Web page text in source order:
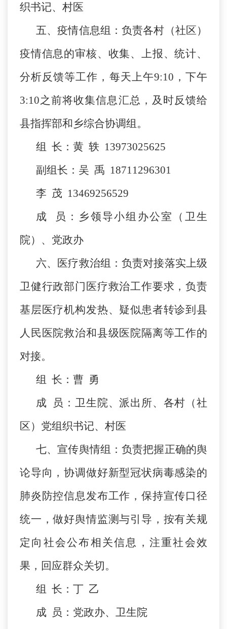
织书记、村医
五、疫情信息组：负责各村（社区）
疫情信息的审核、收集、上报、统计、
分析反馈等工作，每天上午9:10，下午
3:10之前将收集信息汇总，及时反馈给
县指挥部和乡综合协调组。
组 长：黄 轶 13973025625
副组长：吴 禹 18711296301
李 茂 13469256529
成 员：乡领导小组办公室（卫生
院）、党政办
六、医疗救治组：负责对接落实上级
卫健行政部门医疗救治工作要求，负责
基层医疗机构发热、疑似患者转诊到县
人民医院救治和县级医院隔离等工作的
对接。
组 长：曹 勇
成 员：卫生院、派出所、各村（社
区）党组织书记、村医
七、宣传舆情组：负责把握正确的舆
论导向，协调做好新型冠状病毒感染的
肺炎防控信息发布工作，保持宣传口径
统一，做好舆情监测与引导，按有关规
定向社会公布相关信息，注重社会效
果，回应群众关切。
组 长：丁 乙
成 员：党政办、卫生院